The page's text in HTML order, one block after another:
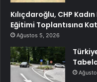
Kılıçdaroğlu, CHP
Eğitimi Toplantısına
Ağustos 5, 2026